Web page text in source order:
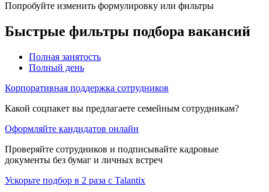
Попробуйте изменить формулировку или фильтры
Быстрые фильтры подбора вакансий
Полная занятость
Полный день
Корпоративная поддержка сотрудников
Какой соцпакет вы предлагаете семейным сотрудникам?
Оформляйте кандидатов онлайн
Проверяйте сотрудников и подписывайте кадровые
документы без бумаг и личных встреч
Ускорьте подбор в 2 раза с Talantix